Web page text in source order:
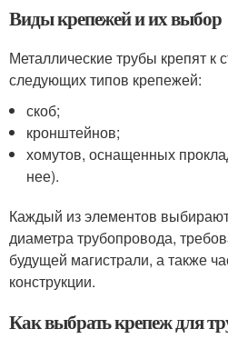
Виды крепежей и их выбор
Металлические трубы крепят
следующих типов крепежей:
скоб;
кронштейнов;
хомутов, оснащенных
нее).
Каждый из элементов
диаметра трубопровода,
будущей магистрали, а также
конструкции.
Как выбрать крепеж для